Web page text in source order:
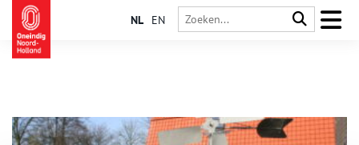
NL EN